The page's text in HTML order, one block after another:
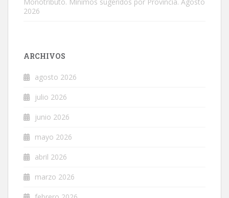
2026
ARCHIVOS
agosto 2026
julio 2026
junio 2026
mayo 2026
abril 2026
marzo 2026